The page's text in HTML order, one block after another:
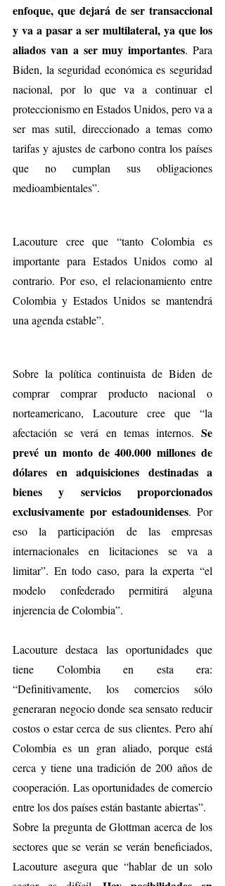
enfoque, que dejará de ser transaccional
y va a pasar a ser multilateral, ya que los
aliados van a ser muy importantes. Para
Biden, la seguridad económica es seguridad
nacional, por lo que va a continuar el
proteccionismo en Estados Unidos, pero va a
ser mas sutil, direccionado a temas como
tarifas y ajustes de carbono contra los países
que no cumplan sus obligaciones
medioambientales”.
Lacouture cree que “tanto Colombia es
importante para Estados Unidos como al
contrario. Por eso, el relacionamiento entre
Colombia y Estados Unidos se mantendrá
una agenda estable”.
Sobre la política continuista de Biden de
comprar comprar producto nacional o
norteamericano, Lacouture cree que “la
afectación se verá en temas internos. Se
prevé un monto de 400.000 millones de
dólares en adquisiciones destinadas a
bienes y servicios proporcionados
exclusivamente por estadounidenses. Por
eso la participación de las empresas
internacionales en licitaciones se va a
limitar”. En todo caso, para la experta “el
modelo confederado permitirá alguna
injerencia de Colombia”.
Lacouture destaca las oportunidades que
tiene Colombia en esta era:
“Definitivamente, los comercios sólo
generaran negocio donde sea sensato reducir
costos o estar cerca de sus clientes. Pero ahí
Colombia es un gran aliado, porque está
cerca y tiene una tradición de 200 años de
cooperación. Las oportunidades de comercio
entre los dos países están bastante abiertas”.
Sobre la pregunta de Glottman acerca de los
sectores que se verán se verán beneficiados,
Lacouture asegura que “hablar de un solo